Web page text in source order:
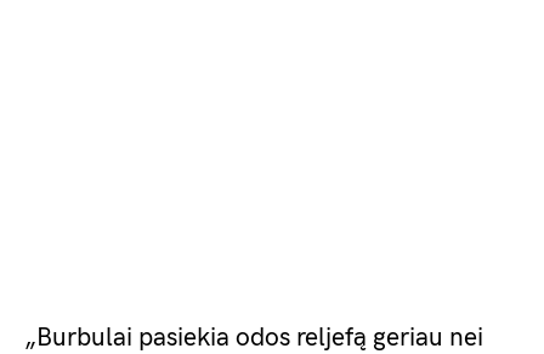
„Burbulai pasiekia odos reljefą geriau nei